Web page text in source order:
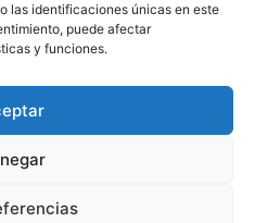
las identificaciones únicas en este
puede afectar
y funciones.